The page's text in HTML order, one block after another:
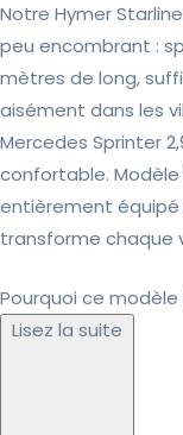
Notre Hymer
peu encombrant :
mètres de long,
aisément dans les
Mercedes Sprinter
confortable.
entièrement
transforme chaque
Pourquoi ce modèle
Lisez la suite